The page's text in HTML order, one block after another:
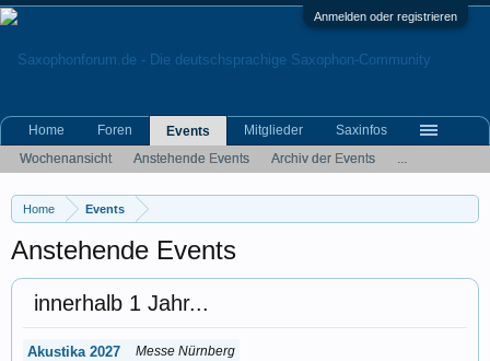
Anmelden oder registrieren
Home Events
Anstehende Events
innerhalb 1 Jahr...
Messe Nürnberg
Akustika 2027
Home Foren
Events
Wochenansicht
Anstehende Events Archiv der Events ...
Mitglieder Saxinfos